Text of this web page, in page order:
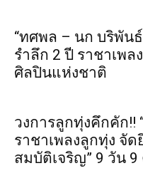
“ทศพล – นก บริพัน
รำลึก 2 ปี ราชาเพ
ศิลปินแห่งชาติ
วงการลูกทุ่งคึกคัก!!
ราชาเพลงลูกทุ่ง จั
สมบัติเจริญ” 9 วัน